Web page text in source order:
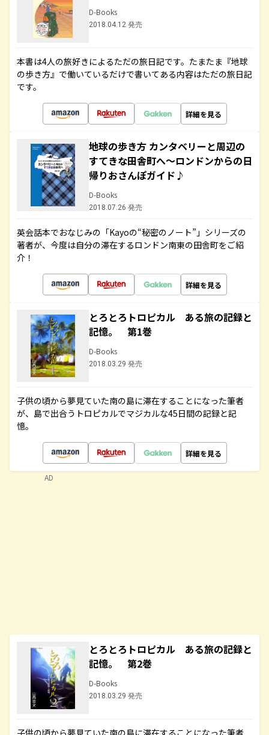
D-Books
2018.04.12 発売
本書は4人の旅好きによるただの旅日記です。たまたま『地球
の歩き方』で働いているだけで書いてある内容はただの旅日記
です。
詳細を見る
地球の歩き方 カンタベリーと周辺の
すてきな田舎町へ～ロンドンからの日
帰りおさんぽガイド♪
D-Books
2018.07.26 発売
英会話本でおなじみの「Kayoの“秘密のノート”」シリーズの
著者が、今度は自分の滞在するロンドン南東の田舎町をご紹
介！
詳細を見る
とろとろトロピカル ある旅の記録と
記憶。 第1巻
D-Books
2018.03.29 発売
子供の頃から夢見ていた南の島に滞在することになった筆者
が、島で出合うトロピカルでマジカルな45日間の記録と記
憶。
詳細を見る
とろとろトロピカル ある旅の記録と
記憶。 第2巻
D-Books
2018.03.29 発売
子供の頃から夢見ていた南の島に滞在することになった筆者
AD